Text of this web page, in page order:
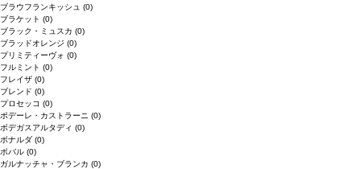
ブラウフランキッシュ (0)
ブラケット (0)
ブラック・ミュスカ (0)
ブラッドオレンジ (0)
プリミティーヴォ (0)
フルミント (0)
フレイザ (0)
ブレンド (0)
プロセッコ (0)
ポデーレ・カストラーニ (0)
ボデガスアルタディ (0)
ボナルダ (0)
ボバル (0)
ガルナッチャ・ブランカ (0)